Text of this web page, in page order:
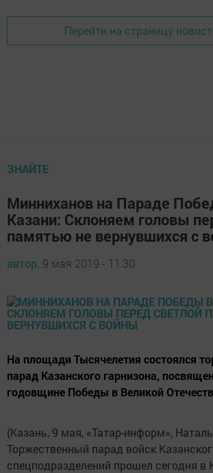
Перейти на страницу
ЗНАЙТЕ
Минниханов на Параде
Казани: Склоняем головы
памятью не вернувшихся с
автор, 9 мая 2019 - 11:30
На площади Тысячелетия состоялся
парад Казанского гарнизона,
годовщине Победы в Великой
(Казань, 9 мая, «Татар-информ»,
Торжественный парад войск
спецподразделений прошел сегодня в